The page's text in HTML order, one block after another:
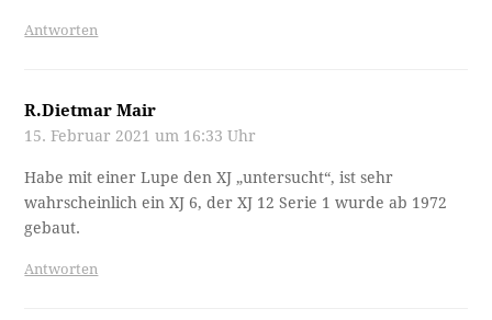
Antworten
R.Dietmar Mair
15. Februar 2021 um 16:33 Uhr
Habe mit einer Lupe den XJ „untersucht“, ist sehr
wahrscheinlich ein XJ 6, der XJ 12 Serie 1 wurde ab 1972
gebaut.
Antworten